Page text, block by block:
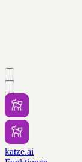
katze.ai